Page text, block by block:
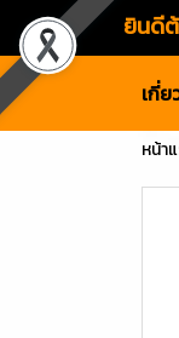
ยินดี
เกี่ย
หน้า